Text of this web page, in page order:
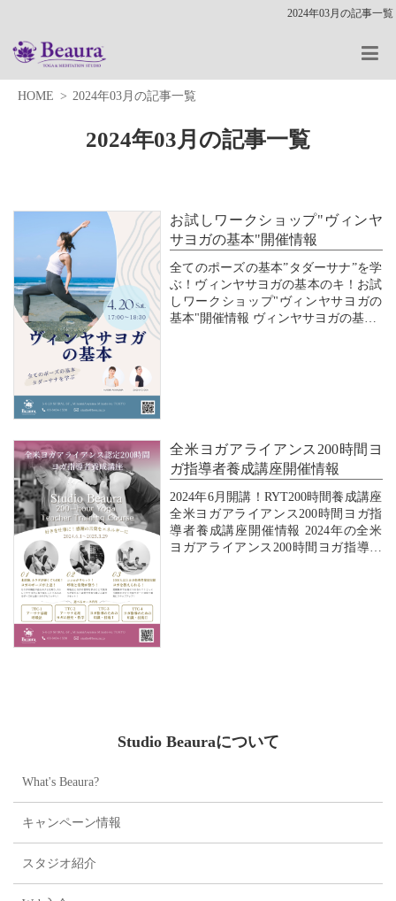
2024年03月の記事一覧
HOME 2024年03月の記事一覧
2024年03月の記事一覧
お試しワークショップ"ヴィンヤ
サヨガの基本"開催情報
全てのポーズの基本”タダーサナ”を学
ぶ！ヴィンヤサヨガの基本のキ！お試
しワークショップ"ヴィンヤサヨガの
基本"開催情報 ヴィンヤサヨガの基本
全米ヨガアライアンス200時間ヨ
ガ指導者養成講座開催情報
2024年6月開講！RYT200時間養成講座
全米ヨガアライアンス200時間ヨガ指
導者養成講座開催情報 2024年の全米
ヨガアライアンス200時間ヨガ指導者
Studio Beauraについて
What's Beaura?
キャンペーン情報
スタジオ紹介